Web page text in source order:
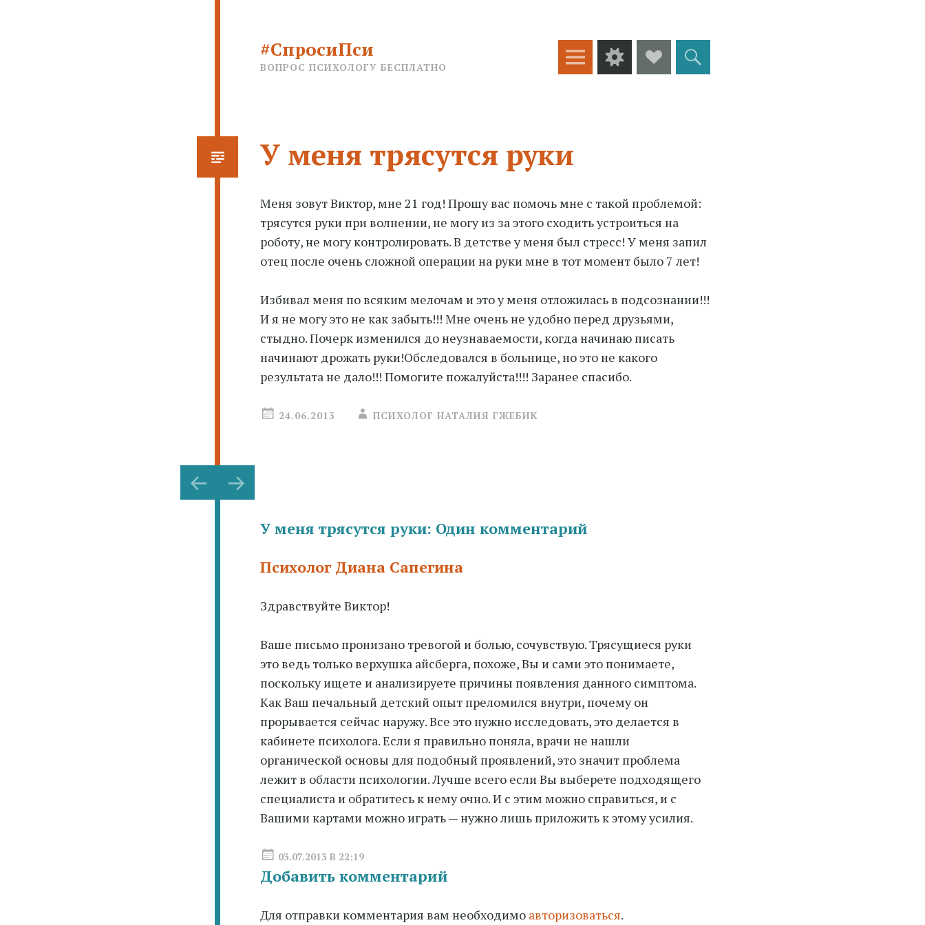
#СпросиПси
ВОПРОС ПСИХОЛОГУ БЕСПЛАТНО
Меню ВиджетыSocial
Links
Поиск
У меня трясутся руки
Меня зовут Виктор, мне 21 год! Прошу вас помочь мне с такой проблемой:
трясутся руки при волнении, не могу из за этого сходитьустроиться на
роботу, не могу контролировать. В детстве у меня был стресс! У меня запил
отец после очень сложной операции на руки мне в тот момент было 7 лет!
Избивал меня по всяким мелочам и это у меня отложилась в подсознании!!!
И я не могу это не как забыть!!! Мне очень не удобно перед друзьями,
стыдно. Почерк изменился до неузнаваемости, когда начинаю писать
начинают дрожать руки!Обследовался в больнице, но это не какого
результата не дало!!! Помогите пожалуйста!!!! Заранее спасибо.
24.06.2013 ПСИХОЛОГ НАТАЛИЯ ГЖЕБИК
Навигация
по
записямУ меня трясутся руки: Один комментарий
Психолог Диана Сапегина
Здравствуйте Виктор!
Ваше письмо пронизано тревогой и болью, сочувствую. Трясущиеся руки
это ведь только верхушка айсберга, похоже, Вы и сами это понимаете,
поскольку ищете и анализируете причины появления данного симптома.
Как Ваш печальный детский опыт преломился внутри, почему он
прорывается сейчас наружу. Все это нужно исследовать, это делается в
кабинете психолога. Если я правильно поняла, врачи не нашли
органической основы для подобный проявлений, это значит проблема
лежит в области психологии. Лучше всего если Вы выберете подходящего
специалиста и обратитесь к нему очно. И с этим можно справиться, и с
Вашими картами можно играть — нужно лишь приложить к этому усилия.
03.07.2013 В 22:19
Добавить комментарий
Для отправки комментария вам необходимо авторизоваться.